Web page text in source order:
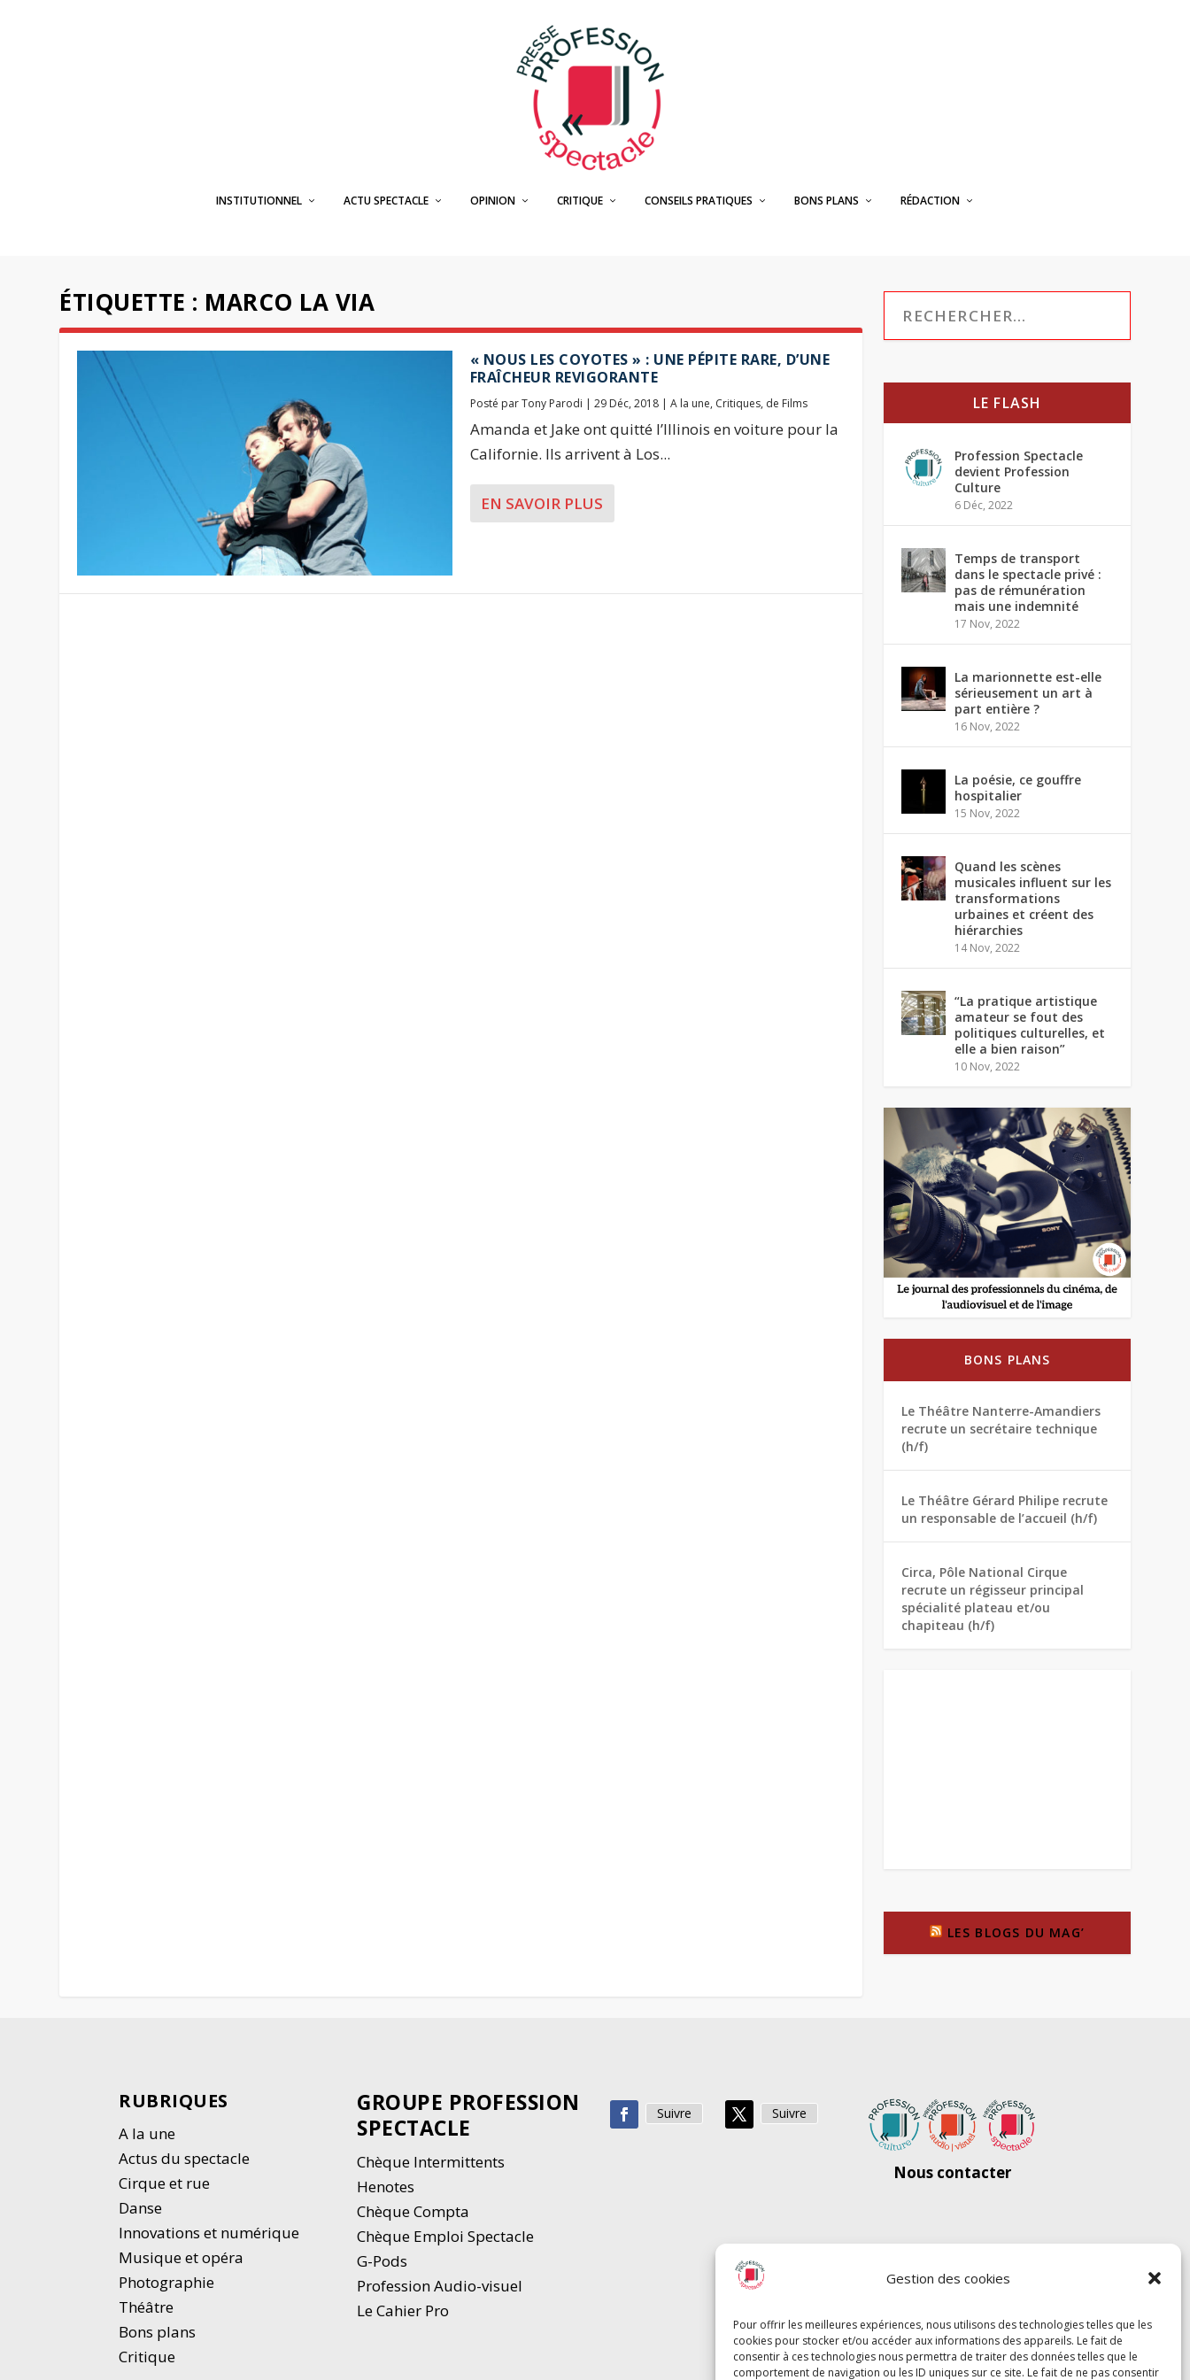
Gestion des cookies
Pour offrir les meilleures expériences, nous utilisons des technologies telles que les
cookies pour stocker et/ou accéder aux informations des appareils. Le fait de
consentir à ces technologies nous permettra de traiter des données telles que le
comportement de navigation ou les ID uniques sur ce site. Le fait de ne pas consentir
INSTITUTIONNEL ACTU SPECTACLE OPINION CRITIQUE CONSEILS PRATIQUES BONS PLANS RÉDACTION
ÉTIQUETTE : MARCO LA VIA
« NOUS LES COYOTES » : UNE PÉPITE RARE, D’UNE
FRAÎCHEUR REVIGORANTE
Posté parTony Parodi | 29 Déc, 2018| A la une, Critiques, de Films
Amanda et Jake ont quitté l’Illinois en voiture pour la
Californie. Ils arrivent à Los...
EN SAVOIR PLUS
LE FLASH
Profession Spectacle
devient Profession
Culture
6 Déc, 2022
Temps de transport
dans le spectacle privé :
pas de rémunération
mais une indemnité
17 Nov, 2022
La marionnette est-elle
sérieusement un art à
part entière ?
16 Nov, 2022
La poésie, ce gouffre
hospitalier
15 Nov, 2022
Quand les scènes
musicales influent sur les
transformations
urbaines et créent des
hiérarchies
14 Nov, 2022
“La pratique artistique
amateur se fout des
politiques culturelles, et
elle a bien raison”
10 Nov, 2022
BONS PLANS
Le Théâtre Nanterre-Amandiers
recrute un secrétaire technique
(h/f)
Le Théâtre Gérard Philipe recrute
un responsable de l’accueil (h/f)
Circa, Pôle National Cirque
recrute un régisseur principal
spécialité plateau et/ou
chapiteau (h/f)
LES BLOGS DU MAG’
RUBRIQUES
A la une
Actus du spectacle
Cirque et rue
Danse
Innovations et numérique
Musique et opéra
Photographie
Théâtre
Bons plans
Critique
GROUPE PROFESSION
SPECTACLE
Chèque Intermittents
Henotes
Chèque Compta
Chèque Emploi Spectacle
G-Pods
Profession Audio-visuel
Le Cahier Pro
Suivre Suivre
Nous contacter